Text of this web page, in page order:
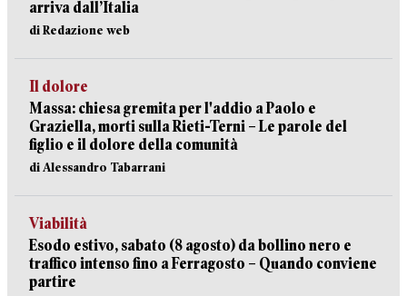
arriva dall’Italia
di Redazione web
Il dolore
Massa: chiesa gremita per l'addio a Paolo e
Graziella, morti sulla Rieti-Terni – Le parole del
figlio e il dolore della comunità
di Alessandro Tabarrani
Viabilità
Esodo estivo, sabato (8 agosto) da bollino nero e
traffico intenso fino a Ferragosto – Quando conviene
partire